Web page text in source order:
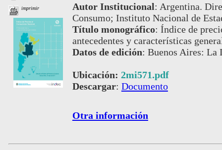
imprimir Autor Institucional: Argentina.
Consumo; Instituto Nacional de
Título monográfico: Índice de
antecedentes y características
Datos de edición: Buenos Aires: La
Ubicación: 2mi571.pdf
Descargar: Documento
Otra información